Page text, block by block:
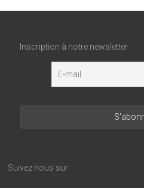
Inscription à notre newsletter
Suivez nous sur